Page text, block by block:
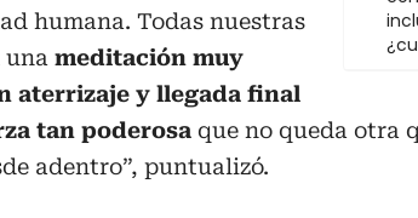
humana. Todas nuestras
una meditación muy
aterrizaje y llegada final
tan poderosa que no queda otra
adentro”, puntualizó.